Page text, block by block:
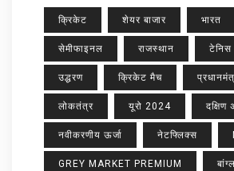
क्रिकेट शेयर बाजार भारत
सेमीफाइनल राजस्थान टेनिस
उद्धरण क्रिकेट मैच
लोकतंत्र यूरो 2024 दक्षिण
नवीकरणीय ऊर्जा नेटफ्लिक्स
GREY MARKET PREMIUM